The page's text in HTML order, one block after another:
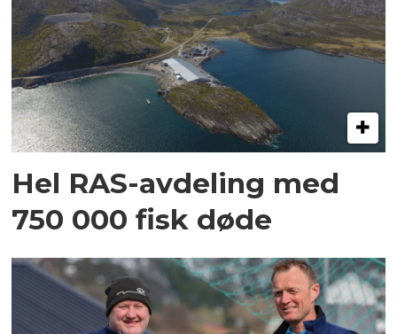
Hel RAS-avdeling med
750 000 fisk døde